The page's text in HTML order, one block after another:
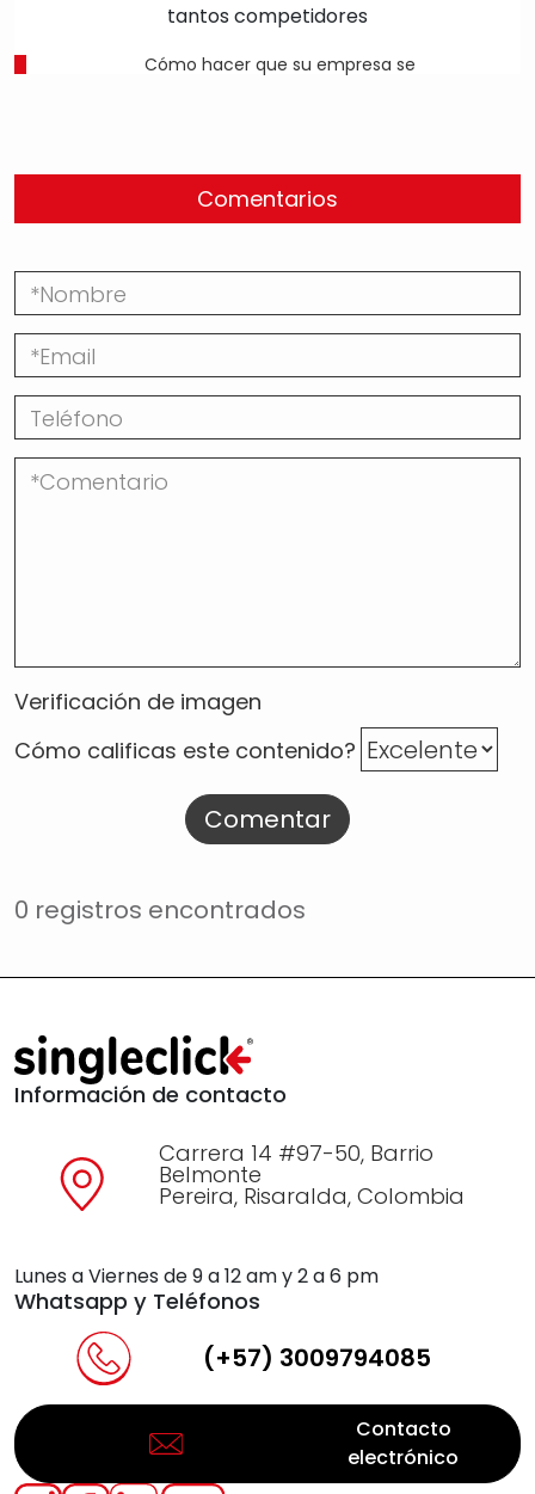
Cómo hacer que su empresa se
Comentarios
Verificación de imagen
Cómo calificas este contenido?
Comentar
0 registros encontrados
Información de contacto
Carrera 14 #97-50, Barrio
Belmonte
Pereira, Risaralda, Colombia
Lunes a Viernes de 9 a 12 am y 2 a 6 pm
Whatsapp y Teléfonos
(+57) 3009794085
Contacto
electrónico